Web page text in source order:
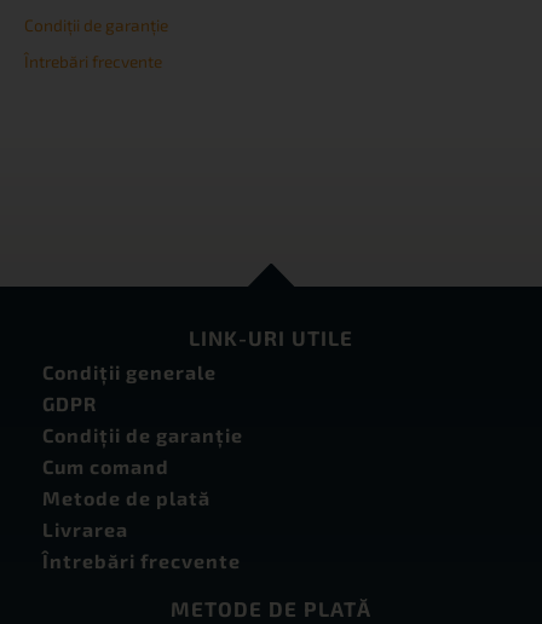
Condiţii de garanţie
Întrebări frecvente
LINK-URI UTILE
Condiţii generale
GDPR
Condiţii de garanţie
Cum comand
Metode de plată
Livrarea
Întrebări frecvente
METODE DE PLATĂ